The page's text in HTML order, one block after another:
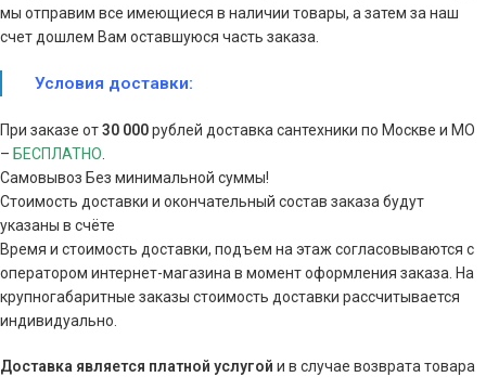
мы отправим все имеющиеся в наличии товары, а затем за наш
счет дошлем Вам оставшуюся часть заказа.
Условия доставки:
При заказе от30 000рублей доставка сантехники по Москве и МО
– БЕСПЛАТНО.
Самовывоз Без минимальной суммы!
Стоимость доставки и окончательный состав заказа будут
указаны в счёте
Время и стоимость доставки, подъем на этаж согласовываются с
оператором интернет-магазина в момент оформления заказа. На
крупногабаритные заказы стоимость доставки рассчитывается
индивидуально.
Доставка является платной услугой и в случае возврата товара